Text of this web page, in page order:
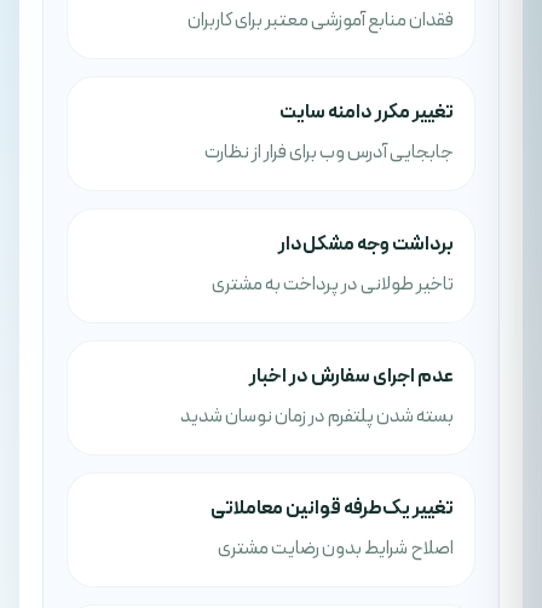
فقدان منابع آموزشی معتبر برای کاربران
تغییر مکرر دامنه سایت
جابجایی آدرس وب برای فرار از نظارت
برداشت وجه مشکل‌دار
تاخیر طولانی در پرداخت به مشتری
عدم اجرای سفارش در اخبار
بسته شدن پلتفرم در زمان نوسان شدید
تغییر یک‌طرفه قوانین معاملاتی
اصلاح شرایط بدون رضایت مشتری